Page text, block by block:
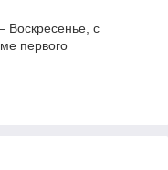
Воскресенье, с
первого